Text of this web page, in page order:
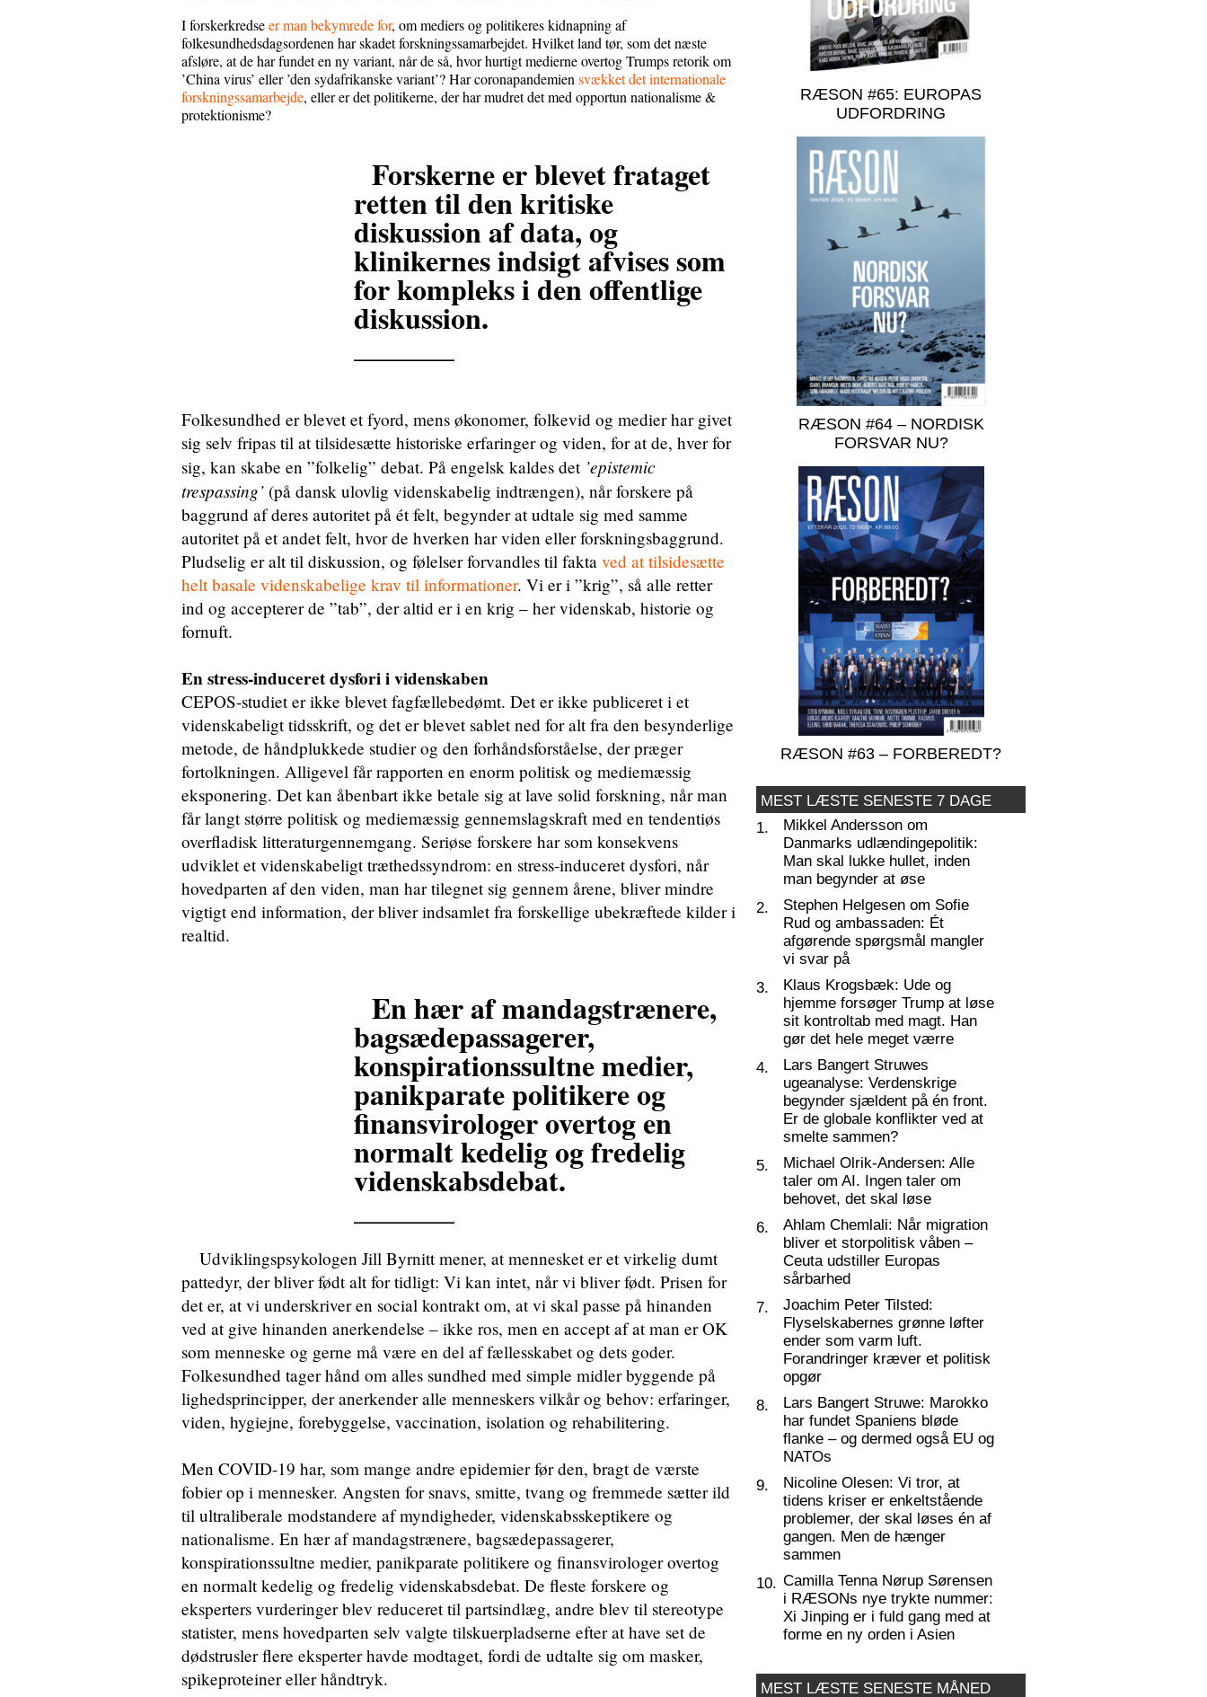
I forskerkredseer man bekymrede for, om mediers og politikeres kidnapning af
folkesundhedsdagsordenen har skadet forskningssamarbejdet. Hvilket land tør, som det næste
afsløre, at de har fundet en ny variant, når de så, hvor hurtigt medierne overtog Trumps retorik om
’China virus’ eller ’den sydafrikanske variant’? Har coronapandemien svækket det internationale
forskningssamarbejde, eller er det politikerne, der har mudret det med opportun nationalisme &
protektionisme?
Forskerne er blevet frataget
retten til den kritiske
diskussion af data, og
klinikernes indsigt afvises som
for kompleks i den offentlige
diskussion.
Folkesundhed er blevet et fyord, mens økonomer, folkevid og medier har givet
sig selv fripas til at tilsidesætte historiske erfaringer og viden, for at de, hver for
sig, kan skabe en ”folkelig” debat. På engelsk kaldes det ’epistemic
trespassing’ (på dansk ulovlig videnskabelig indtrængen), når forskere på
baggrund af deres autoritet på ét felt, begynder at udtale sig med samme
autoritet på et andet felt, hvor de hverken har viden eller forskningsbaggrund.
Pludselig er alt til diskussion, og følelser forvandles til fakta ved at tilsidesætte
helt basale videnskabelige krav til informationer. Vi er i ”krig”, så alle retter
ind og accepterer de ”tab”, der altid er i en krig – her videnskab, historie og
fornuft.
En stress-induceret dysfori i videnskaben
CEPOS-studiet er ikke blevet fagfællebedømt. Det er ikke publiceret i et
videnskabeligt tidsskrift, og det er blevet sablet ned for alt fra den besynderlige
metode, de håndplukkede studier og den forhåndsforståelse, der præger
fortolkningen. Alligevel får rapporten en enorm politisk og mediemæssig
eksponering. Det kan åbenbart ikke betale sig at lave solid forskning, når man
får langt større politisk og mediemæssig gennemslagskraft med en tendentiøs
overfladisk litteraturgennemgang. Seriøse forskere har som konsekvens
udviklet et videnskabeligt træthedssyndrom: en stress-induceret dysfori, når
hovedparten af den viden, man har tilegnet sig gennem årene, bliver mindre
vigtigt end information, der bliver indsamlet fra forskellige ubekræftede kilder i
realtid.
En hær af mandagstrænere,
bagsædepassagerer,
konspirationssultne medier,
panikparate politikere og
finansvirologer overtog en
normalt kedelig og fredelig
videnskabsdebat.
Udviklingspsykologen Jill Byrnitt mener, at mennesket er et virkelig dumt
pattedyr, der bliver født alt for tidligt: Vi kan intet, når vi bliver født. Prisen for
det er, at vi underskriver en social kontrakt om, at vi skal passe på hinanden
ved at give hinanden anerkendelse – ikke ros, men en accept af at man er OK
som menneske og gerne må være en del af fællesskabet og dets goder.
Folkesundhed tager hånd om alles sundhed med simple midler byggende på
lighedsprincipper, der anerkender alle menneskers vilkår og behov: erfaringer,
viden, hygiejne, forebyggelse, vaccination, isolation og rehabilitering.
Men COVID-19 har, som mange andre epidemier før den, bragt de værste
fobier op i mennesker. Angsten for snavs, smitte, tvang og fremmede sætter ild
til ultraliberale modstandere af myndigheder, videnskabsskeptikere og
nationalisme. En hær af mandagstrænere, bagsædepassagerer,
konspirationssultne medier, panikparate politikere og finansvirologer overtog
en normalt kedelig og fredelig videnskabsdebat. De fleste forskere og
eksperters vurderinger blev reduceret til partsindlæg, andre blev til stereotype
statister, mens hovedparten selv valgte tilskuerpladserne efter at have set de
dødstrusler flere eksperter havde modtaget, fordi de udtalte sig om masker,
spikeproteiner eller håndtryk.
RÆSON #65: EUROPAS
UDFORDRING
RÆSON #64 – NORDISK
FORSVAR NU?
RÆSON #63 – FORBEREDT?
MEST LÆSTE SENESTE 7 DAGE
1.
Mikkel Andersson om
Danmarks udlændingepolitik:
Man skal lukke hullet, inden
man begynder at øse
2.
Stephen Helgesen om Sofie
Rud og ambassaden: Ét
afgørende spørgsmål mangler
vi svar på
3.
Klaus Krogsbæk: Ude og
hjemme forsøger Trump at løse
sit kontroltab med magt. Han
gør det hele meget værre
4.
Lars Bangert Struwes
ugeanalyse: Verdenskrige
begynder sjældent på én front.
Er de globale konflikter ved at
smelte sammen?
5.
Michael Olrik-Andersen: Alle
taler om AI. Ingen taler om
behovet, det skal løse
6.
Ahlam Chemlali: Når migration
bliver et storpolitisk våben –
Ceuta udstiller Europas
sårbarhed
7.
Joachim Peter Tilsted:
Flyselskabernes grønne løfter
ender som varm luft.
Forandringer kræver et politisk
opgør
8.
Lars Bangert Struwe: Marokko
har fundet Spaniens bløde
flanke – og dermed også EU og
NATOs
9.
Nicoline Olesen: Vi tror, at
tidens kriser er enkeltstående
problemer, der skal løses én af
gangen. Men de hænger
sammen
10. Camilla Tenna Nørup Sørensen
i RÆSONs nye trykte nummer:
Xi Jinping er i fuld gang med at
forme en ny orden i Asien
MEST LÆSTE SENESTE MÅNED